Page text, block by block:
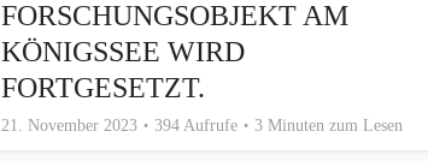
FORSCHUNGSOBJEKT AM
KÖNIGSSEE WIRD
FORTGESETZT.
21. November 2023 394 Aufrufe 3 Minuten zum Lesen